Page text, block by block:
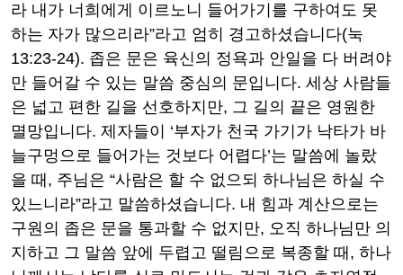
라 내가 너희에게 이르노니 들어가기를 구하여도 못
하는 자가 많으리라”라고 엄히 경고하셨습니다(눅
13:23-24). 좁은 문은 육신의 정욕과 안일을 다 버려야
만 들어갈 수 있는 말씀 중심의 문입니다. 세상 사람들
은 넓고 편한 길을 선호하지만, 그 길의 끝은 영원한
멸망입니다. 제자들이 ‘부자가 천국 가기가 낙타가 바
늘구멍으로 들어가는 것보다 어렵다’는 말씀에 놀랐
을 때 , 주님은 “사람은 할 수 없으되 하나님은 하실 수
있느니라”라고 말씀하셨습니다. 내 힘과 계산으로는
구원의 좁은 문을 통과할 수 없지만, 오직 하나님만 의
지하고 그 말씀 앞에 두렵고 떨림으로 복종할 때 , 하나